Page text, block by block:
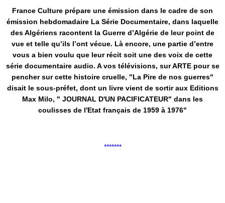
France Culture prépare une émission dans le cadre de son
émission hebdomadaire La Série Documentaire, dans laquelle
des Algériens racontent la Guerre d’Algérie de leur point de
vue et telle qu’ils l’ont vécue. Là encore, une partie d’entre
vous a bien voulu que leur récit soit une des voix de cette
série documentaire audio. A vos télévisions, sur ARTE pour se
pencher sur cette histoire cruelle, "La Pire de nos guerres"
disait le sous-préfet, dont un livre vient de sortir aux Editions
Max Milo, " JOURNAL D'UN PACIFICATEUR" dans les
coulisses de l'Etat français de 1959 à 1976"
*******